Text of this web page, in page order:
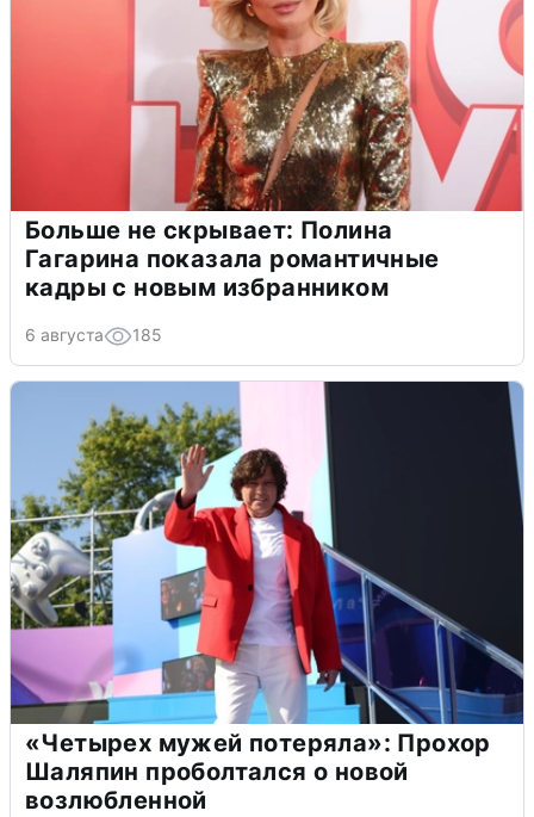
Больше не скрывает: Полина
Гагарина показала романтичные
кадры с новым избранником
6 августа 185
«Четырех мужей потеряла»: Прохор
Шаляпин проболтался о новой
возлюбленной